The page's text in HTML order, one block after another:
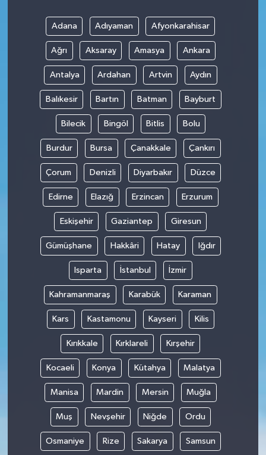
Adana Adıyaman Afyonkarahisar
Ağrı Aksaray Amasya Ankara
Antalya Ardahan Artvin Aydın
Balıkesir Bartın Batman Bayburt
Bilecik Bingöl Bitlis Bolu
Burdur Bursa Çanakkale Çankırı
Çorum Denizli Diyarbakır Düzce
Edirne Elazığ Erzincan Erzurum
Eskişehir Gaziantep Giresun
Gümüşhane Hakkâri Hatay Iğdır
Isparta İstanbul İzmir
Kahramanmaraş Karabük Karaman
Kars Kastamonu Kayseri Kilis
Kırıkkale Kırklareli Kırşehir
Kocaeli Konya Kütahya Malatya
Manisa Mardin Mersin Muğla
Muş Nevşehir Niğde Ordu
Osmaniye Rize Sakarya Samsun